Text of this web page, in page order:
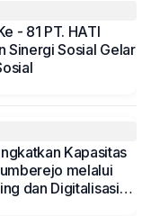
- 81 PT. HATI
Sinergi Sosial Gelar
Kapasitas
melalui
dan Digitalisasi